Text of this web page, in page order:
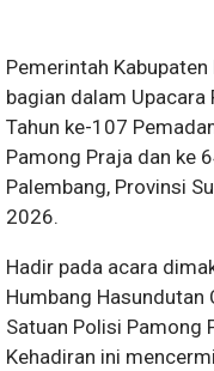
Pemerintah
bagian dalam Upacara
Tahun ke-107
Pamong Praja dan ke
Palembang, Provinsi
2026.
Hadir pada acara
Humbang Hasundutan
Satuan Polisi Pamong
Kehadiran ini